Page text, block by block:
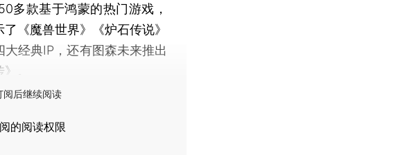
多款基于鸿蒙的热门游戏，
了《魔兽世界》《炉石传说》
大经典IP，还有图森未来推出
。
阅后继续阅读
的阅读权限